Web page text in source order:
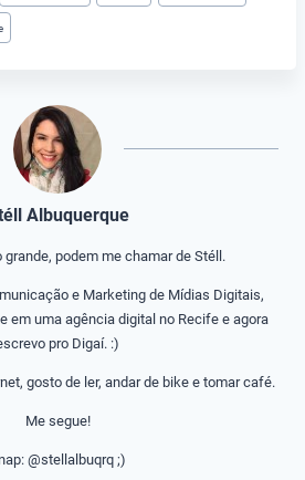
Albuquerque
podem me chamar de Stéll.
e Marketing de Mídias Digitais,
em uma agência digital no Recife e agora
pro Digaí. :)
gosto de ler, andar de bike e tomar café.
Me segue!
@stellalbuqrq ;)